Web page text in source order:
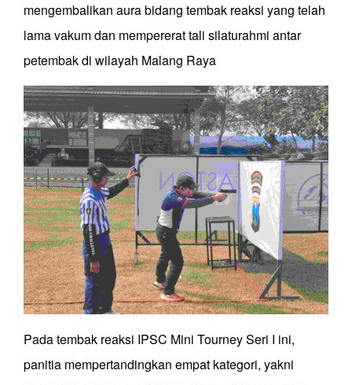
mengembalikan aura bidang tembak reaksi yang telah
lama vakum dan mempererat tali silaturahmi antar
petembak di wilayah Malang Raya
Pada tembak reaksi IPSC Mini Tourney Seri I ini,
panitia mempertandingkan empat kategori, yakni